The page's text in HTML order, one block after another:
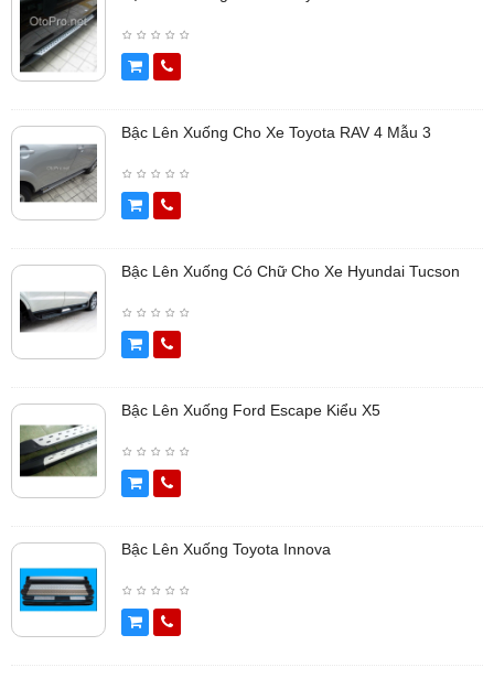
Bậc Lên Xuống Cho Xe Toyota RAV 4 Mẫu 3
Bậc Lên Xuống Có Chữ Cho Xe Hyundai Tucson
Bậc Lên Xuống Ford Escape Kiểu X5
Bậc Lên Xuống Toyota Innova